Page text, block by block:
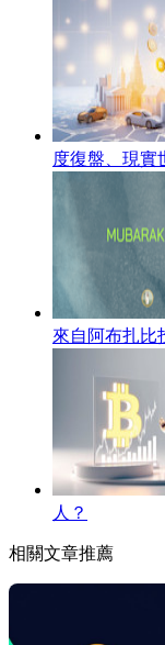
度復盤、現實
來自阿布扎比
人？
相關文章推薦